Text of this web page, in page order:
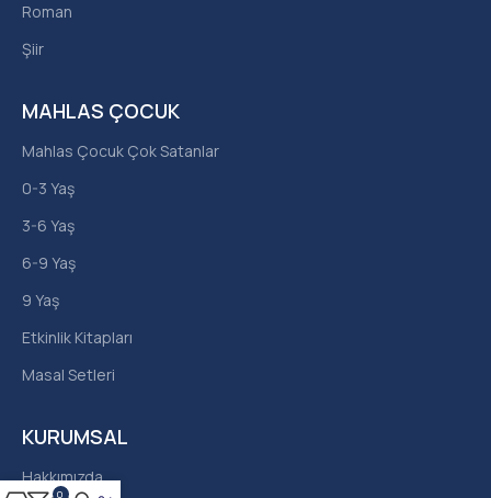
KURUMSAL
Hakkımızda
MAHLAS ÇOCUK
Mahlas Çocuk Çok Satanlar
0-3 Yaş
3-6 Yaş
6-9 Yaş
9 Yaş
Etkinlik Kitapları
Masal Setleri
Roman
Şiir
0